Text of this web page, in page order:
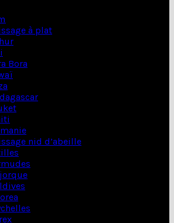
à plat
Bora
nid d’abeille